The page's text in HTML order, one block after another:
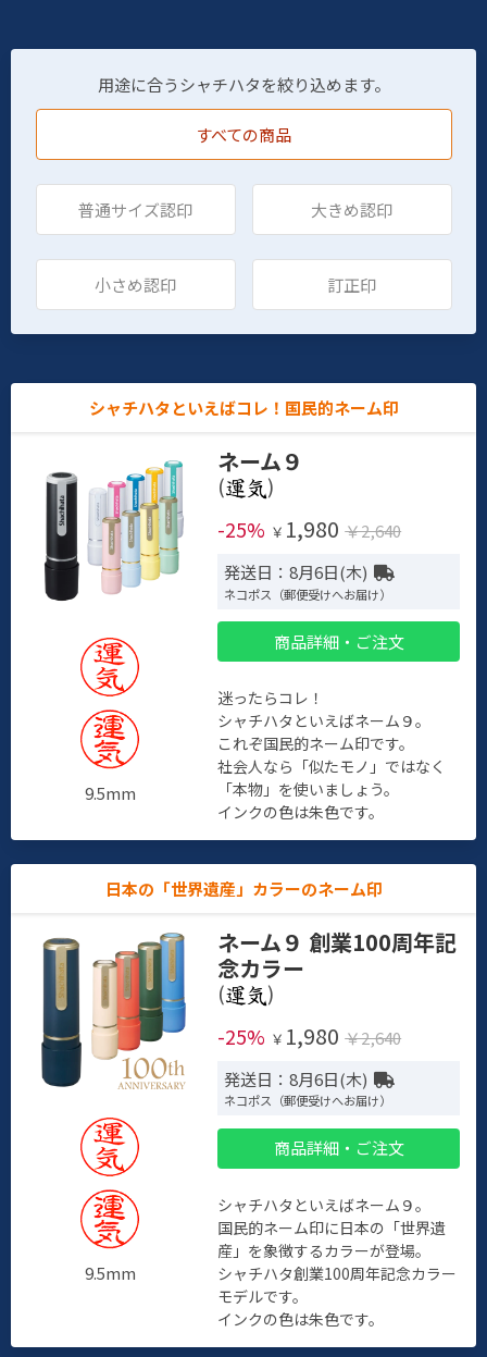
用途に合うシャチハタを絞り込めます。
すべての商品
普通サイズ認印 大きめ認印
小さめ認印 訂正印
シャチハタといえばコレ！国民的ネーム印
9.5mm
ネーム９
(
)
-25% ￥ 1,980 ￥2,640
発送日：8月6日(木)
ネコポス（郵便受けへお届け）
商品詳細・ご注文
迷ったらコレ！
シャチハタといえばネーム９。
これぞ国民的ネーム印です。
社会人なら「似たモノ」ではなく
「本物」を使いましょう。
インクの色は朱色です。
日本の「世界遺産」カラーのネーム印
9.5mm
ネーム９ 創業100周年記
念カラー
(
)
-25% ￥ 1,980 ￥2,640
発送日：8月6日(木)
ネコポス（郵便受けへお届け）
商品詳細・ご注文
シャチハタといえばネーム９。
国民的ネーム印に日本の「世界遺
産」を象徴するカラーが登場。
シャチハタ創業100周年記念カラー
モデルです。
インクの色は朱色です。